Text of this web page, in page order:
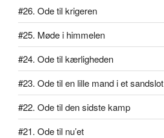
#26. Ode til krigeren
#25. Møde i himmelen
#24. Ode til kærligheden
#23. Ode til en lille mand i et sandslot
#22. Ode til den sidste kamp
#21. Ode til nu’et